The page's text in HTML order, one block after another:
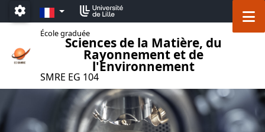
Accéder au menu principal
Accéder au contenu
Paramétrage
FR
École graduée
Sciences de la Matière, du
Rayonnement et de
l'Environnement
SMRE EG 104